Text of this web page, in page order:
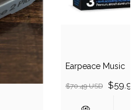
Earpeace Music
$70.49 USD $59.92